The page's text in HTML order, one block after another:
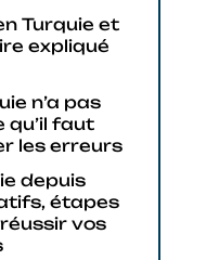
Turquie et
expliqué
n’a pas
qu’il faut
les erreurs
depuis
étapes
vos